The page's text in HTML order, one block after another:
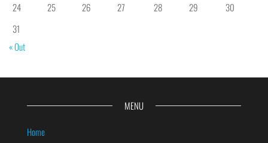
24
25 26 27 28 29
30
31
« Out
MENU
Home